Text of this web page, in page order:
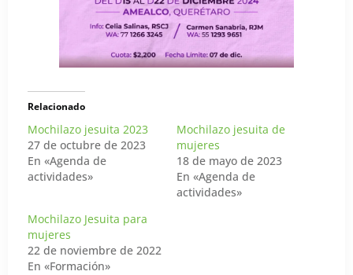
Relacionado
Mochilazo jesuita 2023
27 de octubre de 2023
En «Agenda de
actividades»
Mochilazo jesuita de
mujeres
18 de mayo de 2023
En «Agenda de
actividades»
Mochilazo Jesuita para
mujeres
22 de noviembre de 2022
En «Formación»